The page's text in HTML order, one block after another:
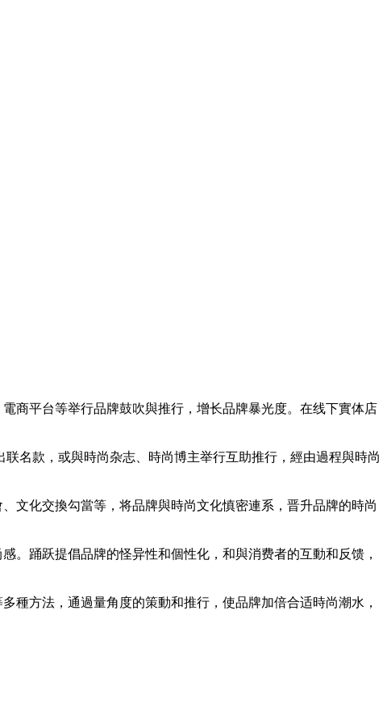
商平台等举行品牌鼓吹與推行，增长品牌暴光度。在线下實体店
联名款，或與時尚杂志、時尚博主举行互助推行，經由過程與時尚
文化交換勾當等，将品牌與時尚文化慎密連系，晋升品牌的時尚
。踊跃提倡品牌的怪异性和個性化，和與消费者的互動和反馈，
種方法，通過量角度的策動和推行，使品牌加倍合适時尚潮水，